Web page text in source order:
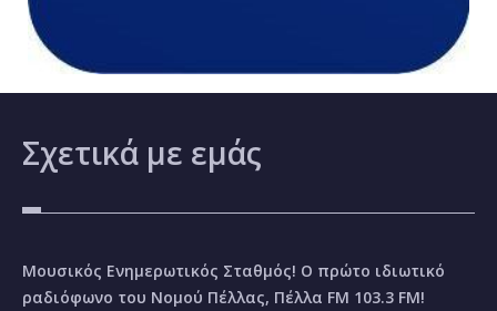
Σχετικά με εμάς
Μουσικός Ενημερωτικός Σταθμός! Ο πρώτο ιδιωτικό
ραδιόφωνο του Νομού Πέλλας, Πέλλα FM 103.3 FM!